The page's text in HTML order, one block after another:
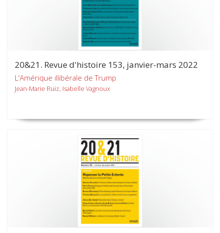
20&21. Revue d'histoire 153, janvier-mars 2022
L'Amérique illibérale de Trump
Jean-Marie Ruiz, Isabelle Vagnoux